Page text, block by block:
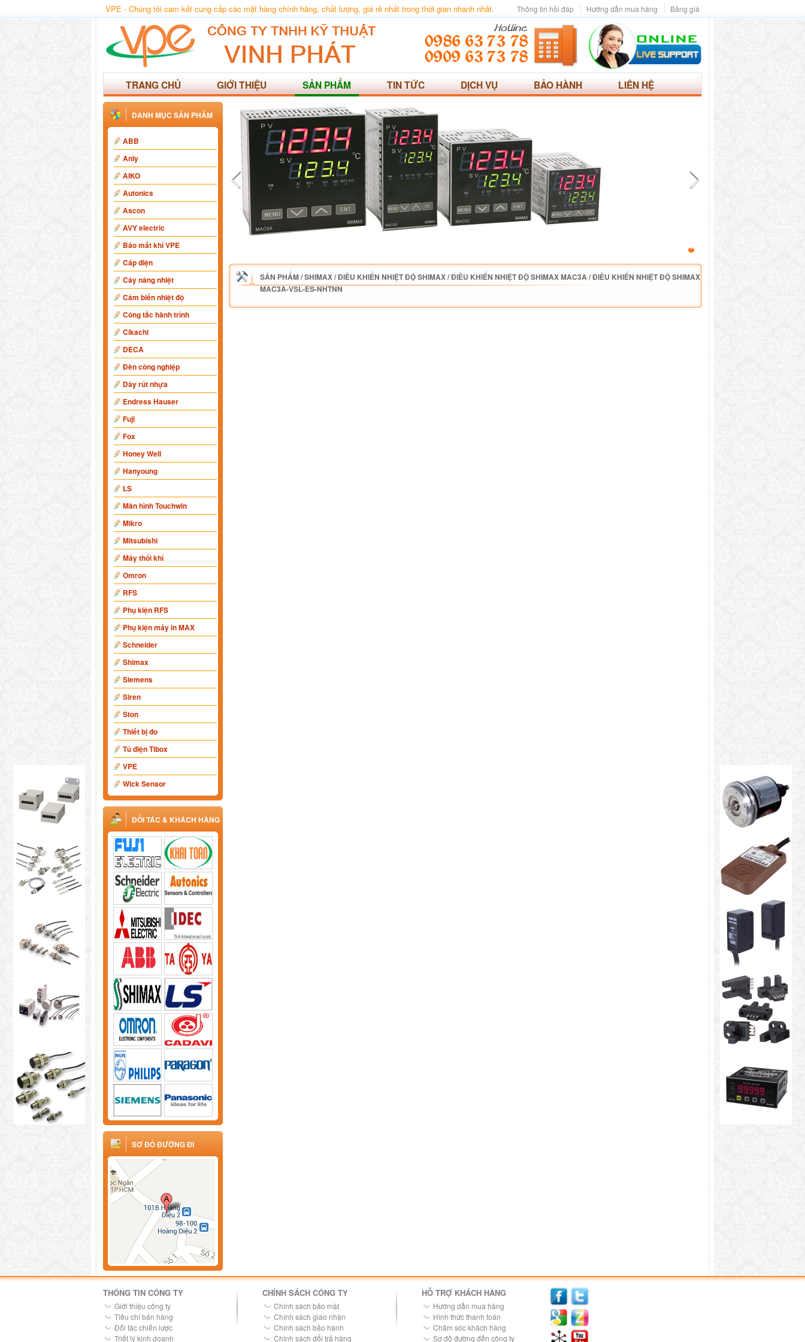
VPE - Chúng tôi cam kết cung cấp các mặt hàng chính hãng, chất lượng, giá rẻ nhất trong thời gian nhanh nhất. Bảng giá
Hướng dẫn mua hàng
Thông tin hỏi đáp
TRANG CHỦ GIỚI THIỆU SẢN PHẨM TIN TỨC DỊCH VỤ BẢO HÀNH LIÊN HỆ
DANH MỤC SẢN PHẨM
ABB
Anly
AIKO
Autonics
Ascon
AVY electric
Báo mất khí VPE
Cáp điện
Cây nâng nhiệt
Cảm biến nhiệt độ
Công tắc hành trình
Cikachi
DECA
Đèn công nghiệp
Dây rút nhựa
Endress Hauser
Fuji
Fox
Honey Well
Hanyoung
LS
Màn hình Touchwin
Mikro
Mitsubishi
Máy thổi khí
Omron
RFS
Phụ kiện RFS
Phụ kiện máy in MAX
Schneider
Shimax
Siemens
Siren
Ston
Thiết bị đo
Tủ điện Tibox
VPE
Wick Sensor
ĐỐI TÁC & KHÁCH HÀNG
SƠ ĐỒ ĐƯỜNG ĐI
SẢN PHẨM/SHIMAX/ĐIỀU KHIỂN NHIỆT ĐỘ SHIMAX/ĐIỀU KHIỂN NHIỆT ĐỘ SHIMAX MAC3A/ĐIỀU KHIỂN NHIỆT ĐỘ SHIMAX
MAC3A-VSL-ES-NHTNN
THÔNG TIN CÔNG TY
Giới thiệu công ty
Tiêu chí bán hàng
Đối tác chiến lược
Triết lý kinh doanh
CHÍNH SÁCH CÔNG TY
Chính sách bảo mật
Chính sách giao nhận
Chính sách bảo hành
Chính sách đổi trả hàng
HỖ TRỢ KHÁCH HÀNG
Hướng dẫn mua hàng
Hình thức thanh toán
Chăm sóc khách hàng
Sơ đồ đường đến công ty